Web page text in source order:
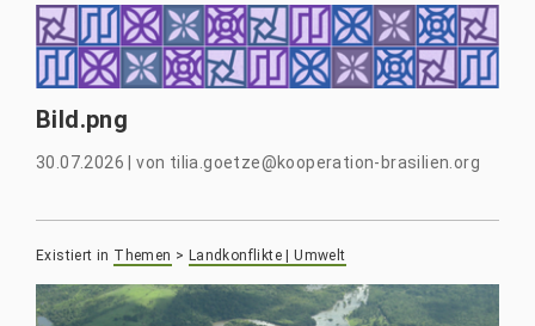
Bild.png
30.07.2026 |von tilia.goetze@kooperation-brasilien.org
Existiert in Themen > Landkonflikte | Umwelt